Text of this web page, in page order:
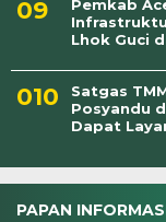
Pemkab
Lhok Guci
Satgas
Posyandu
Dapat
PAPAN